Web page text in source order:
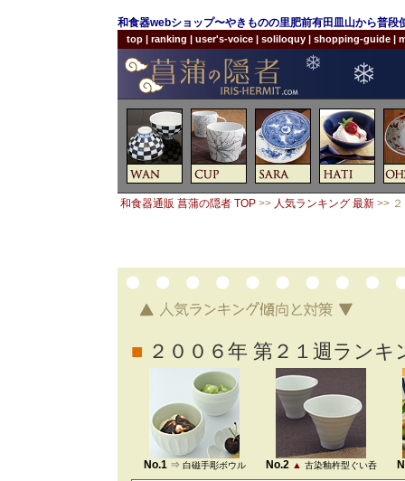
和食器webショップ〜やきものの里肥前有田皿山から普段
top | ranking | user's-voice | soliloquy | shopping-guide |
和食器通販 菖蒲の隠者 TOP >> 人気ランキング 最新 >>
■ ２００６年 第２１週ラン
No.1 ⇒ 白磁手彫ボウル No.2 ▲ 古染釉杵型ぐい呑